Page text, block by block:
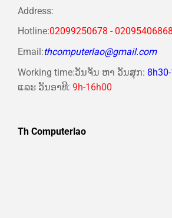
Address:
Hotline:02099250678 - 02095406868
Email:thcomputerlao@gmail.com
Working time:ວັນຈັນ ຫາ ວັນສຸກ:
ແລະ ວັນອາທີ: 9h-16h00
Th Computerlao